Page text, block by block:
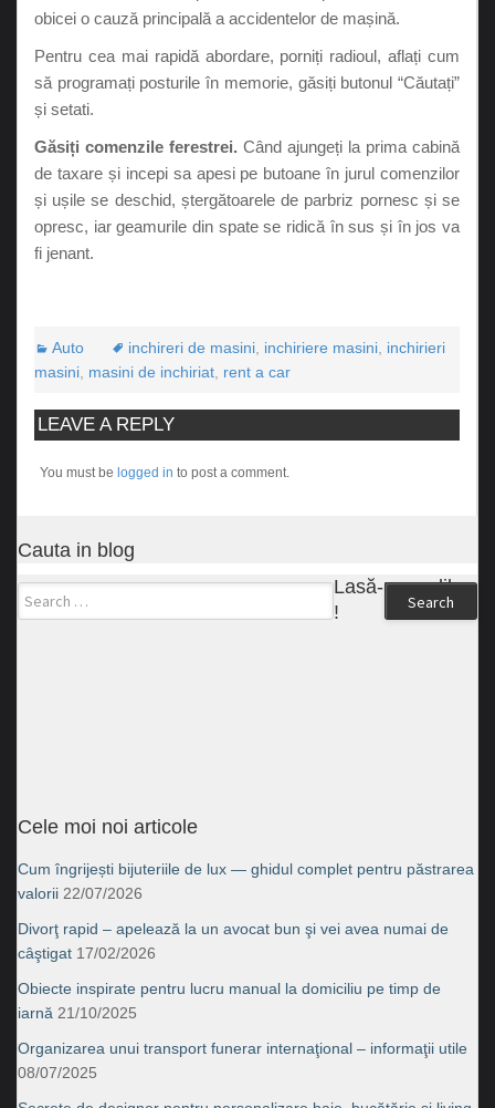
obicei o cauză principală a accidentelor de mașină.
Pentru cea mai rapidă abordare, porniți radioul, aflați cum
să programați posturile în memorie, găsiți butonul “Căutați”
și setati.
Găsiți comenzile ferestrei. Când ajungeți la prima cabină
de taxare și incepi sa apesi pe butoane în jurul comenzilor
și ușile se deschid, ștergătoarele de parbriz pornesc și se
opresc, iar geamurile din spate se ridică în sus și în jos va
fi jenant.
Auto inchireri de masini, inchiriere masini, inchirieri
masini, masini de inchiriat, rent a car
LEAVE A REPLY
You must be logged in to post a comment.
Cauta in blog
Search
Lasă-ne un like
!
Cele moi noi articole
Cum îngrijești bijuteriile de lux — ghidul complet pentru păstrarea
valorii 22/07/2026
Divorţ rapid – apelează la un avocat bun şi vei avea numai de
câştigat 17/02/2026
Obiecte inspirate pentru lucru manual la domiciliu pe timp de
iarnă 21/10/2025
Organizarea unui transport funerar internaţional – informaţii utile
08/07/2025